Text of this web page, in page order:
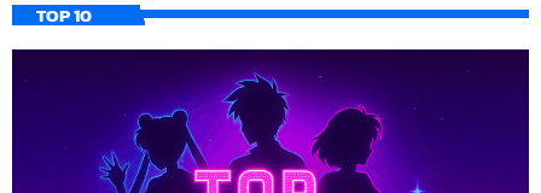
TOP 10